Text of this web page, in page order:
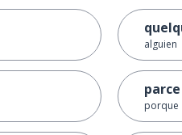
alguien
porque